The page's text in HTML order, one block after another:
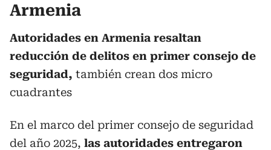
Armenia
Autoridades en Armenia resaltan
reducción de delitos en primer consejo de
seguridad, también crean dos micro
cuadrantes
En el marco del primer consejo de seguridad
del año 2025, las autoridades entregaron